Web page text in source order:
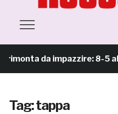
da impazzire: 8-5 al
Tag:tappa